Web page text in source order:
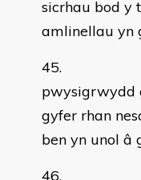
sicrhau bod y
amlinellau yn
pwysigrwydd
gyfer rhan
ben yn unol â